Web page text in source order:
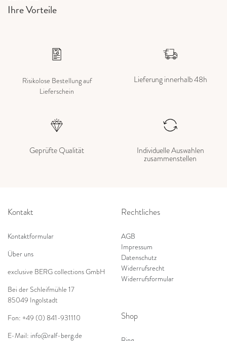
Ihre Vorteile
Risikolose Bestellung auf
Lieferschein
Lieferung innerhalb 48h
Geprüfte Qualität Individuelle Auswahlen
zusammenstellen
Kontakt
Kontaktformular
Über uns
exclusive BERG collections GmbH
Bei der Schleifmühle 17
85049 Ingolstadt
Fon: +49 (0) 841-931110
E-Mail: info@ralf-berg.de
Shop
Rechtliches
AGB
Impressum
Datenschutz
Widerrufsrecht
Widerrufsformular